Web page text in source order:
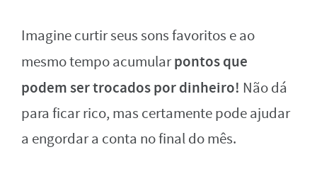
Imagine curtir seus sons favoritos e ao
mesmo tempo acumularpontos que
podem ser trocados por dinheiro! Não dá
para ficar rico, mas certamente pode ajudar
a engordar a conta no final do mês.